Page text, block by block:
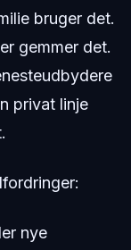
bruger det.
gemmer det.
privat linje
nye